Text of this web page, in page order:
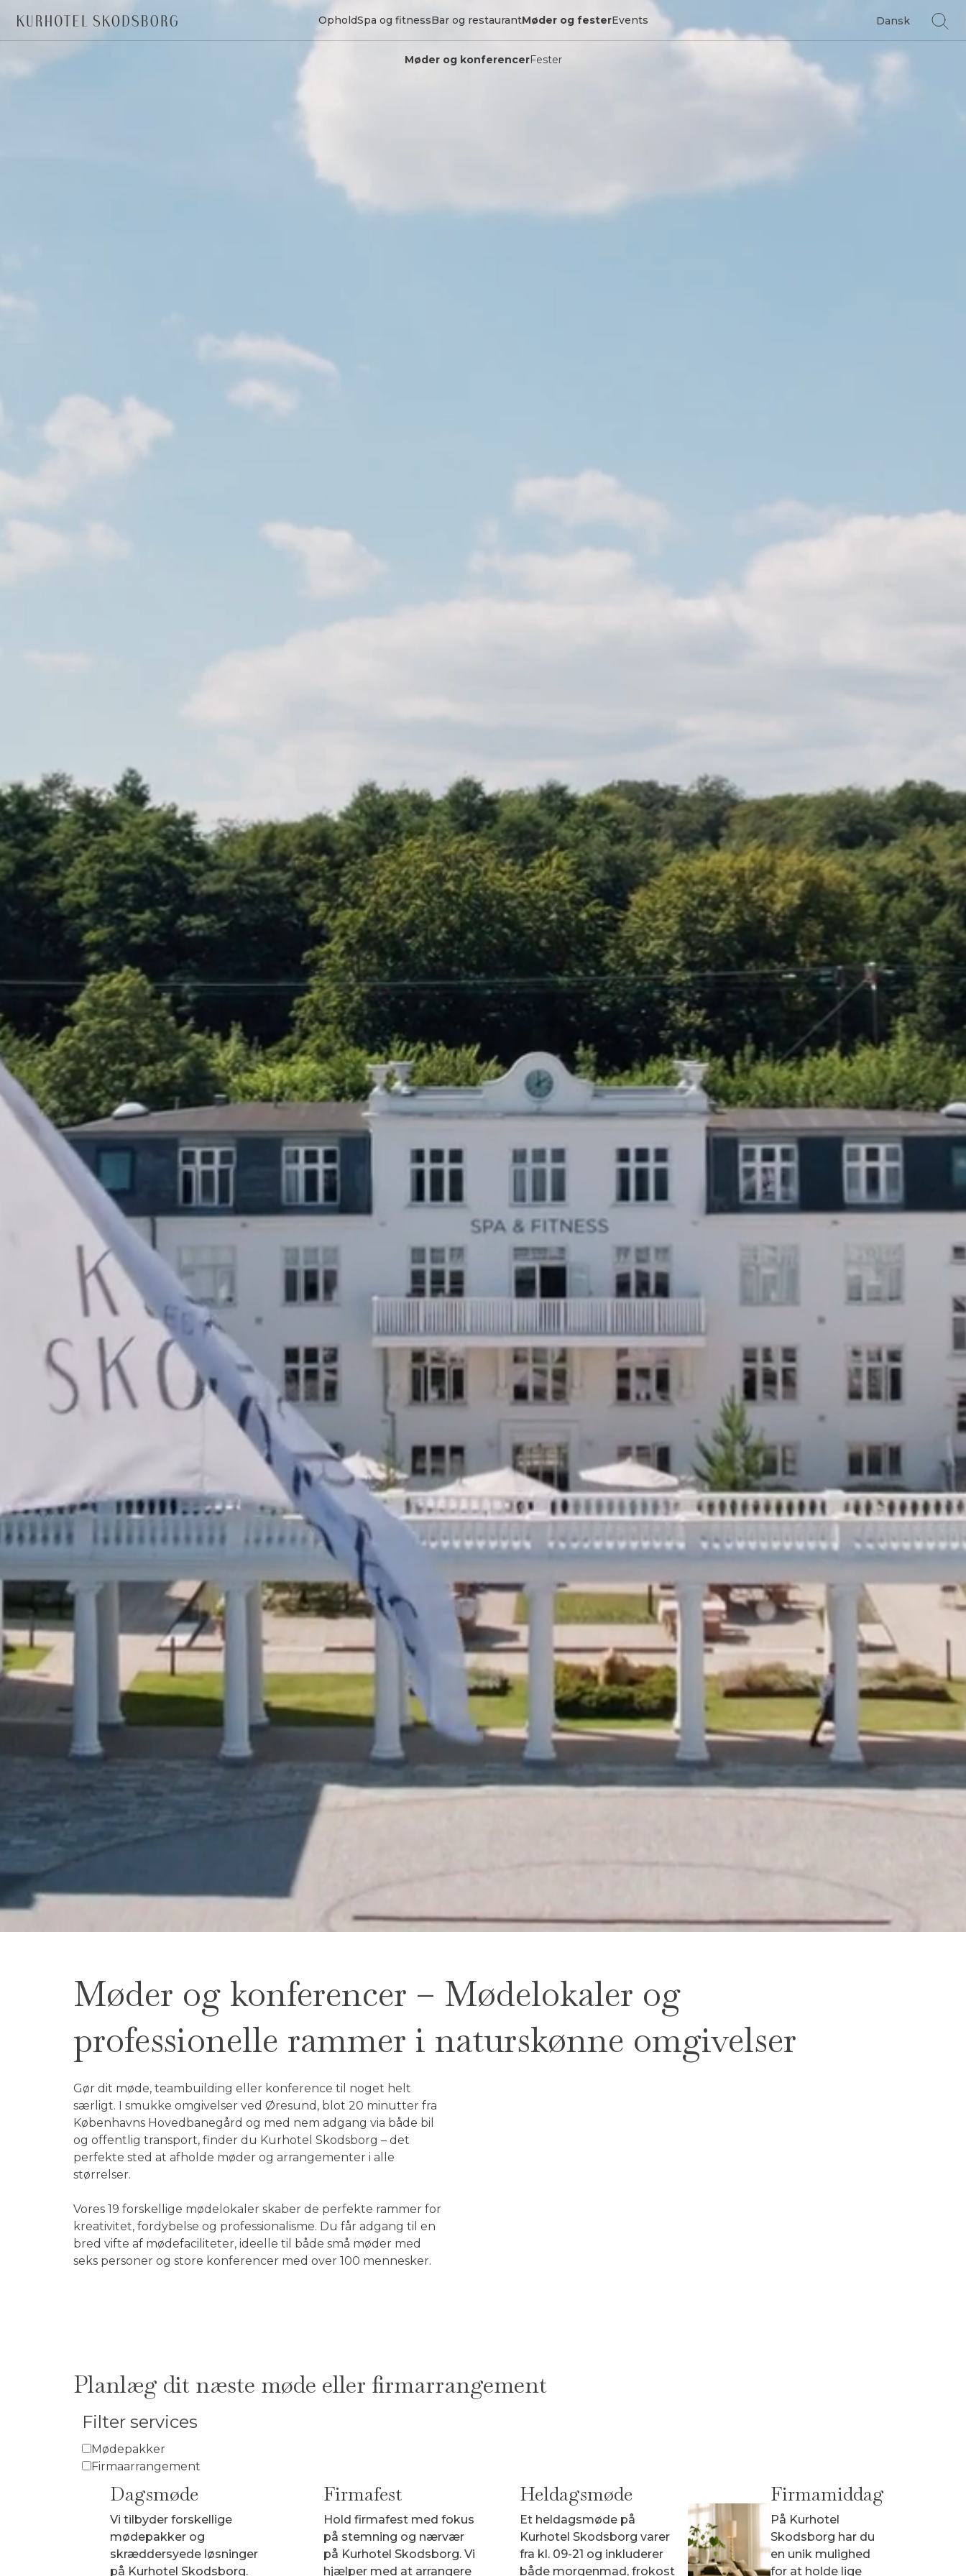
OpholdSpa og fitnessBar og restaurantMøder og fester
Møder og konferencerFester
Events Dansk
Møder og konferencer – Mødelokaler og
professionelle rammer i naturskønne omgivelser
Gør dit møde, teambuilding eller konference til noget helt
særligt. I smukke omgivelser ved Øresund, blot 20 minutter fra
Københavns Hovedbanegård og med nem adgang via både bil
og offentlig transport, finder du Kurhotel Skodsborg – det
perfekte sted at afholde møder og arrangementer i alle
størrelser.
Vores 19 forskellige mødelokaler skaber de perfekte rammer for
kreativitet, fordybelse og professionalisme. Du får adgang til en
bred vifte af mødefaciliteter, ideelle til både små møder med
seks personer og store konferencer med over 100 mennesker.
Planlæg dit næste møde eller firmarrangement
Filter services
Mødepakker
Firmaarrangement
Dagsmøde
Vi tilbyder forskellige
mødepakker og
skræddersyede løsninger
på Kurhotel Skodsborg.
Firmafest
Hold firmafest med fokus
på stemning og nærvær
på Kurhotel Skodsborg. Vi
hjælper med at arrangere
Heldagsmøde
Et heldagsmøde på
Kurhotel Skodsborg varer
fra kl. 09-21 og inkluderer
både morgenmad, frokost
Firmamiddag
På Kurhotel
Skodsborg har du
en unik mulighed
for at holde lige